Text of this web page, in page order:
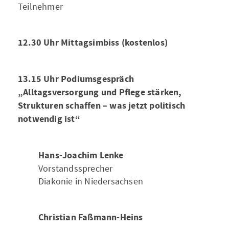
Teilnehmer
12.30 Uhr Mittagsimbiss (kostenlos)
13.15 Uhr Podiumsgespräch
„Alltagsversorgung und Pflege stärken,
Strukturen schaffen – was jetzt politisch
notwendig ist“
Hans-Joachim Lenke
Vorstandssprecher
Diakonie in Niedersachsen
Christian Faßmann-Heins